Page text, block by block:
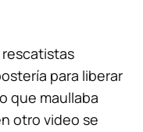
rescatistas
para liberar
que maullaba
otro video se